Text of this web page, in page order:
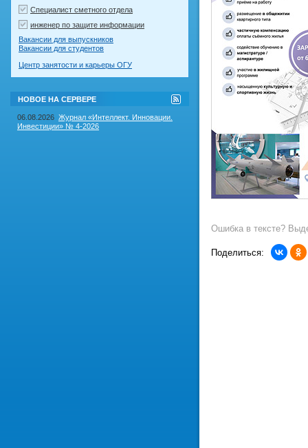
Специалист сметного отдела
инженер по защите информации
Вакансии для выпускников
Вакансии для студентов
Центр занятости и карьеры ОГУ
НОВОЕ НА СЕРВЕРЕ
RSS-
лента
на
06.08.2026 Журнал «Интеллект. Инновации.
Инвестиции» № 4-2026
Ошибка в тексте?
Поделиться: